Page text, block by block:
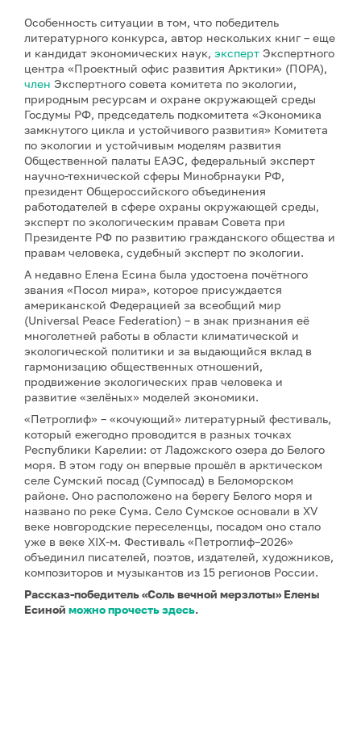
Особенность ситуации в том, что победитель
литературного конкурса, автор нескольких книг – еще
и кандидат экономических наук, эксперт Экспертного
центра «Проектный офис развития Арктики» (ПОРА),
член Экспертного совета комитета по экологии,
природным ресурсам и охране окружающей среды
Госдумы РФ, председатель подкомитета «Экономика
замкнутого цикла и устойчивого развития» Комитета
по экологии и устойчивым моделям развития
Общественной палаты ЕАЭС, федеральный эксперт
научно-технической сферы Минобрнауки РФ,
президент Общероссийского объединения
работодателей в сфере охраны окружающей среды,
эксперт по экологическим правам Совета при
Президенте РФ по развитию гражданского общества и
правам человека, судебный эксперт по экологии.
А недавно Елена Есина была удостоена почётного
звания «Посол мира», которое присуждается
американской Федерацией за всеобщий мир
(Universal Peace Federation) – в знак признания её
многолетней работы в области климатической и
экологической политики и за выдающийся вклад в
гармонизацию общественных отношений,
продвижение экологических прав человека и
развитие «зелёных» моделей экономики.
«Петроглиф» – «кочующий» литературный фестиваль,
который ежегодно проводится в разных точках
Республики Карелии: от Ладожского озера до Белого
моря. В этом году он впервые прошёл в арктическом
селе Сумский посад (Сумпосад) в Беломорском
районе. Оно расположено на берегу Белого моря и
названо по реке Сума. Село Сумское основали в XV
веке новгородские переселенцы, посадом оно стало
уже в веке XIX-м. Фестиваль «Петроглиф–2026»
объединил писателей, поэтов, издателей, художников,
композиторов и музыкантов из 15 регионов России.
Рассказ-победитель «Соль вечной мерзлоты» Елены
Есиной можно прочесть здесь.